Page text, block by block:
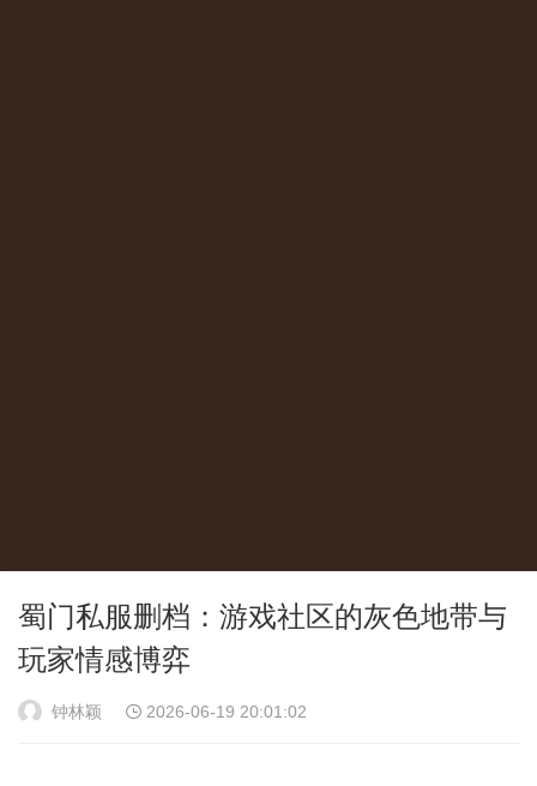
蜀门私服删档：游戏社区的灰色地带与
玩家情感博弈
钟林颖 2026-06-19 20:01:02